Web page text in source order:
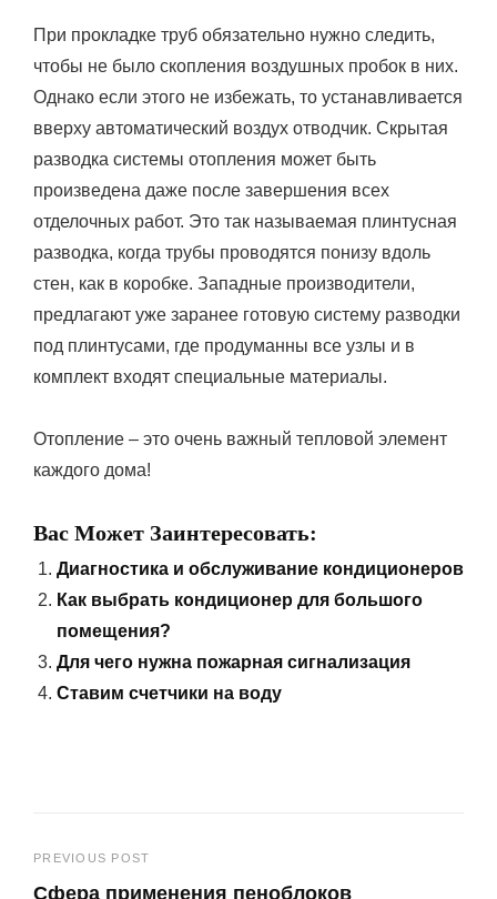
При прокладке труб обязательно нужно следить,
чтобы не было скопления воздушных пробок в них.
Однако если этого не избежать, то устанавливается
вверху автоматический воздух отводчик. Скрытая
разводка системы отопления может быть
произведена даже после завершения всех
отделочных работ. Это так называемая плинтусная
разводка, когда трубы проводятся понизу вдоль
стен, как в коробке. Западные производители,
предлагают уже заранее готовую систему разводки
под плинтусами, где продуманны все узлы и в
комплект входят специальные материалы.
Отопление – это очень важный тепловой элемент
каждого дома!
Вас Может Заинтересовать:
Диагностика и обслуживание кондиционеров
Как выбрать кондиционер для большого
помещения?
Для чего нужна пожарная сигнализация
Ставим счетчики на воду
Навигация
PREVIOUS POST
Сфера применения пеноблоков